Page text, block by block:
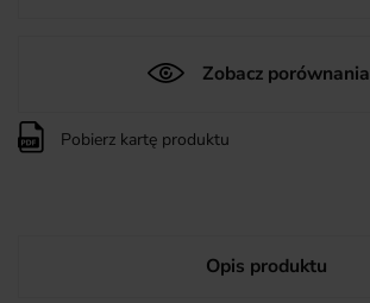
Zobacz porównania
Pobierz kartę produktu
Opis produktu